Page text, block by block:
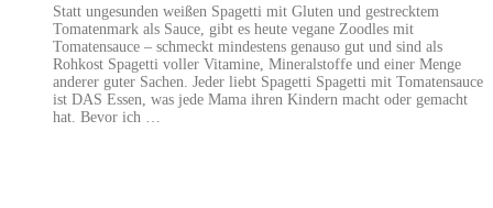
Statt ungesunden weißen Spagetti mit Gluten und gestrecktem
Tomatenmark als Sauce, gibt es heute vegane Zoodles mit
Tomatensauce – schmeckt mindestens genauso gut und sind als
Rohkost Spagetti voller Vitamine, Mineralstoffe und einer Menge
anderer guter Sachen. Jeder liebt Spagetti Spagetti mit Tomatensauce
ist DAS Essen, was jede Mama ihren Kindern macht oder gemacht
hat. Bevor ich …